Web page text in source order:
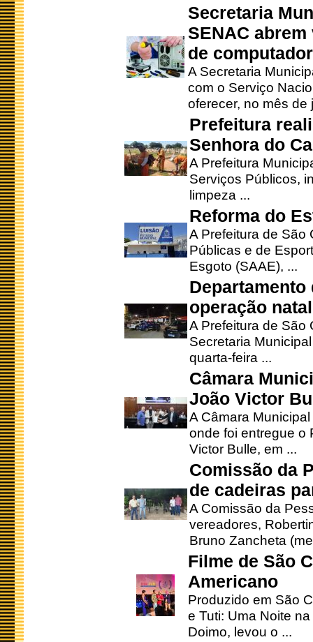
Secretaria
SENAC
de
A Secretaria
com o Serviço
oferecer, no mês de
Prefeitura
Senhora do
A Prefeitura
Serviços Públicos,
limpeza ...
Reforma do
A Prefeitura de São
Públicas e de
Esgoto (SAAE), ...
operação
A Prefeitura de São
Secretaria
quarta-feira ...
Câmara
João Victor
A Câmara
onde foi entregue o
Victor Bulle, em ...
Comissão da
de cadeiras
A Comissão da
vereadores,
Bruno Zancheta
Filme de São
Americano
Produzido em São
e Tuti: Uma Noite
Doimo, levou o ...